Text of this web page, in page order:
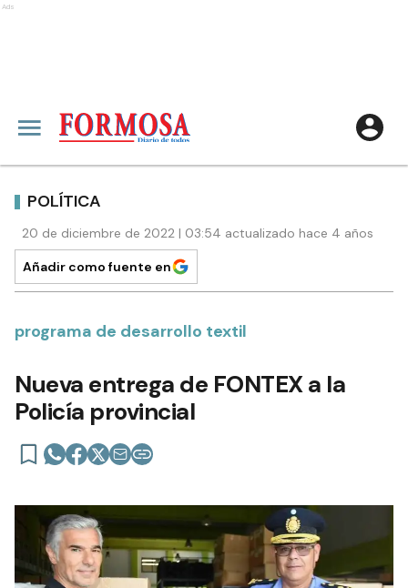
Ads
POLÍTICA
20 de diciembre de 2022 | 03:54 actualizado hace 4 años
Añadir como fuente en
programa de desarrollo textil
Nueva entrega de FONTEX a la
Policía provincial